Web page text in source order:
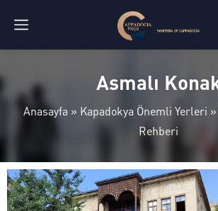
Asmalı
Anasayfa » Kapadokya Önemli Yerleri »
Rehberi